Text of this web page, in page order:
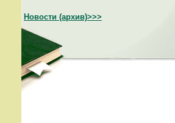
Новости (архив)>>>